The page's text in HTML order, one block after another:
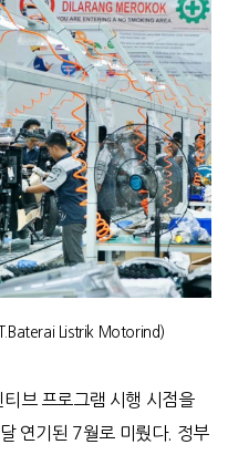
Listrik Motorind)
티브 프로그램 시행 시점을
연기된 7월로 미뤘다. 정부